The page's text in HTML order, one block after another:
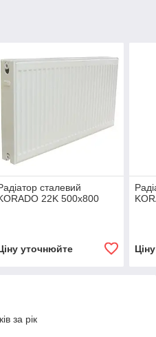
сталевий
22K 500x800
уточнюйте
за рік